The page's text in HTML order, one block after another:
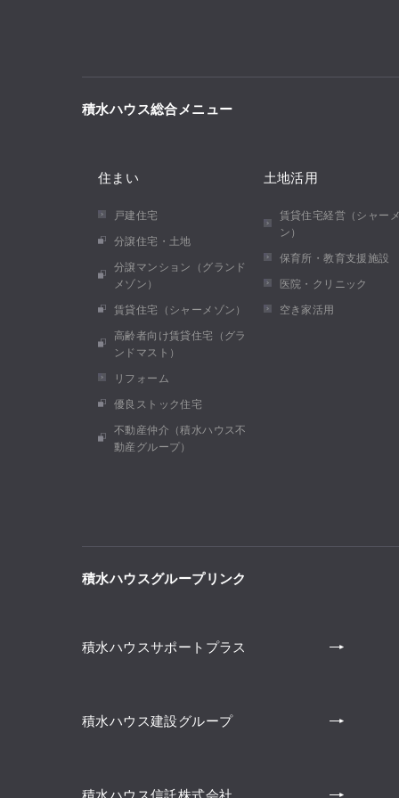
積水ハウス総合メニュー
住まい
戸建住宅
分譲住宅・土地
分譲マンション（グランド
メゾン）
賃貸住宅（シャーメゾン）
高齢者向け賃貸住宅（グラ
ンドマスト）
リフォーム
優良ストック住宅
不動産仲介（積水ハウス不
動産グループ）
土地活用
賃貸住宅経営（シャー
ン）
保育所・教育支援施設
医院・クリニック
空き家活用
積水ハウスグループリンク
積水ハウスサポートプラス
積水ハウス建設グループ